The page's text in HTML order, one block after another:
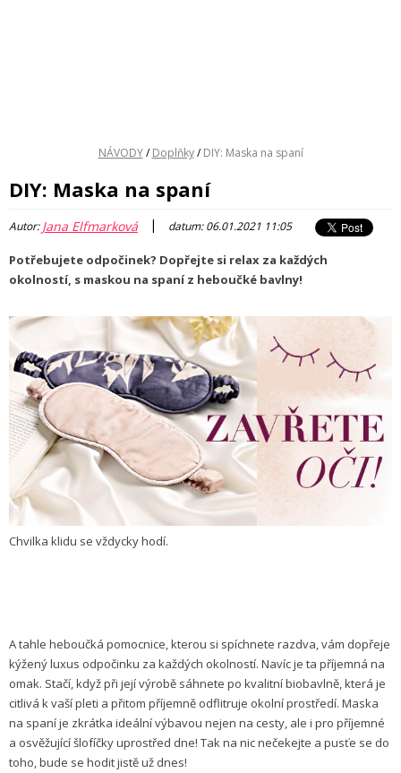
NÁVODY / Doplňky / DIY: Maska na spaní
DIY: Maska na spaní
Autor:Jana Elfmarková | datum: 06.01.2021 11:05
Potřebujete odpočinek? Dopřejte si relax za každých
okolností, s maskou na spaní z heboučké bavlny!
Chvilka klidu se vždycky hodí.
A tahle heboučká pomocnice, kterou si spíchnete razdva, vám dopřeje
kýžený luxus odpočinku za každých okolností. Navíc je ta příjemná na
omak. Stačí, když při její výrobě sáhnete po kvalitní biobavlně, která je
citlivá k vaší pleti a přitom příjemně odflitruje okolní prostředí. Maska
na spaní je zkrátka ideální výbavou nejen na cesty, ale i pro příjemné
a osvěžující šlofíčky uprostřed dne! Tak na nic nečekejte a pusťe se do
toho, bude se hodit jistě už dnes!